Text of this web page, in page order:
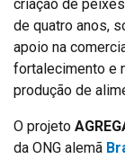
criação de
de quatro anos,
apoio na
fortalecimento e
produção de
O projeto
da ONG alemã